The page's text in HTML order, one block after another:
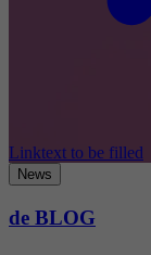
Linktext to be filled
News
de BLOG